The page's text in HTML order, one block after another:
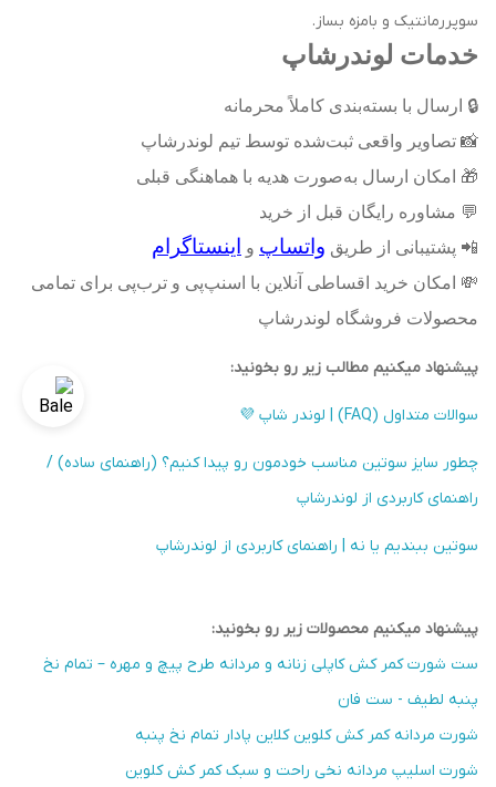
سوپررمانتیک و بامزه بساز.
خدمات لوندرشاپ
🔒 ارسال با بسته‌بندی کاملاً محرمانه
📸 تصاویر واقعی ثبت‌شده توسط تیم لوندرشاپ
🎁 امکان ارسال به‌صورت هدیه با هماهنگی قبلی
💬 مشاوره رایگان قبل از خرید
📲 پشتیبانی از طریق واتساپ و اینستاگرام
💸 امکان خرید اقساطی آنلاین با اسنپ‌پی و ترب‌پی برای تمامی
محصولات فروشگاه لوندرشاپ
پیشنهاد میکنیم مطالب زیر رو بخونید:
سوالات متداول (FAQ) | لوندر شاپ 💜
چطور سایز سوتین مناسب خودمون رو پیدا کنیم؟ (راهنمای ساده) /
راهنمای کاربردی از لوندرشاپ
سوتین ببندیم یا نه | راهنمای کاربردی از لوندرشاپ
پیشنهاد میکنیم محصولات زیر رو بخونید:
ست شورت کمر کش کاپلی زنانه و مردانه طرح پیچ و مهره – تمام نخ
پنبه لطیف - ست فان
شورت مردانه کمر کش کلوین کلاین پادار تمام نخ پنبه
شورت اسلیپ مردانه نخی راحت و سبک کمر کش کلوین